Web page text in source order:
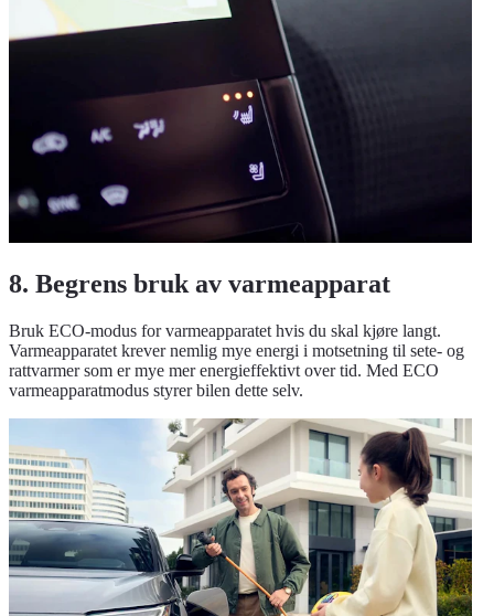
8. Begrens bruk av varmeapparat
Bruk ECO-modus for varmeapparatet hvis du skal kjøre langt.
Varmeapparatet krever nemlig mye energi i motsetning til sete- og
rattvarmer som er mye mer energieffektivt over tid. Med ECO
varmeapparatmodus styrer bilen dette selv.